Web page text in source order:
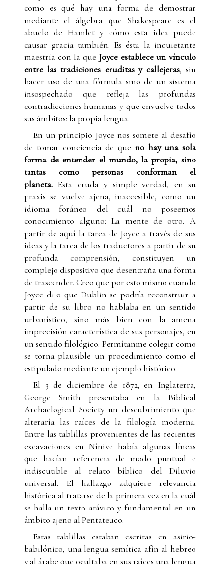
como es qué hay una forma de demostrar
mediante el álgebra que Shakespeare es el
abuelo de Hamlet y cómo esta idea puede
causar gracia también. Es ésta la inquietante
maestría con la que Joyce establece un vínculo
entre las tradiciones eruditas y callejeras, sin
hacer uso de una fórmula sino de un sistema
insospechado que refleja las profundas
contradicciones humanas y que envuelve todos
sus ámbitos: la propia lengua.
En un principio Joyce nos somete al desafío
de tomar conciencia de que no hay una sola
forma de entender el mundo, la propia, sino
tantas como personas conforman el
planeta. Esta cruda y simple verdad, en su
praxis se vuelve ajena, inaccesible, como un
idioma foráneo del cuál no poseemos
conocimiento alguno: La mente de otro. A
partir de aquí la tarea de Joyce a través de sus
ideas y la tarea de los traductores a partir de su
profunda comprensión, constituyen un
complejo dispositivo que desentraña una forma
de trascender. Creo que por esto mismo cuando
Joyce dijo que Dublin se podría reconstruir a
partir de su libro no hablaba en un sentido
urbanístico, sino más bien con la amena
imprecisión característica de sus personajes, en
un sentido filológico. Permítanme colegir como
se torna plausible un procedimiento como el
estipulado mediante un ejemplo histórico.
El 3 de diciembre de 1872, en Inglaterra,
George Smith presentaba en la Biblical
Archaelogical Society un descubrimiento que
alteraría las raíces de la filología moderna.
Entre las tablillas provenientes de las recientes
excavaciones en Nínive había algunas líneas
que hacían referencia de modo puntual e
indiscutible al relato bíblico del Diluvio
universal. El hallazgo adquiere relevancia
histórica al tratarse de la primera vez en la cuál
se halla un texto atávico y fundamental en un
ámbito ajeno al Pentateuco.
Estas tablillas estaban escritas en asirio-
babilónico, una lengua semítica afín al hebreo
y al árabe que ocultaba en sus raíces una lengua